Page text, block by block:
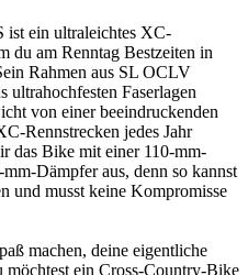
ist ein ultraleichtes XC-
du am Renntag Bestzeiten in
Rahmen aus SL OCLV
ultrahochfesten Faserlagen
von einer beeindruckenden
Rennstrecken jedes Jahr
das Bike mit einer 110-mm-
Dämpfer aus, denn so kannst
und musst keine Kompromisse
machen, deine eigentliche
ein Cross-Country-Bike